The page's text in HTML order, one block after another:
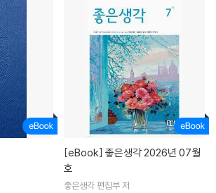
[eBook]
호
좋은생각 편집부 저